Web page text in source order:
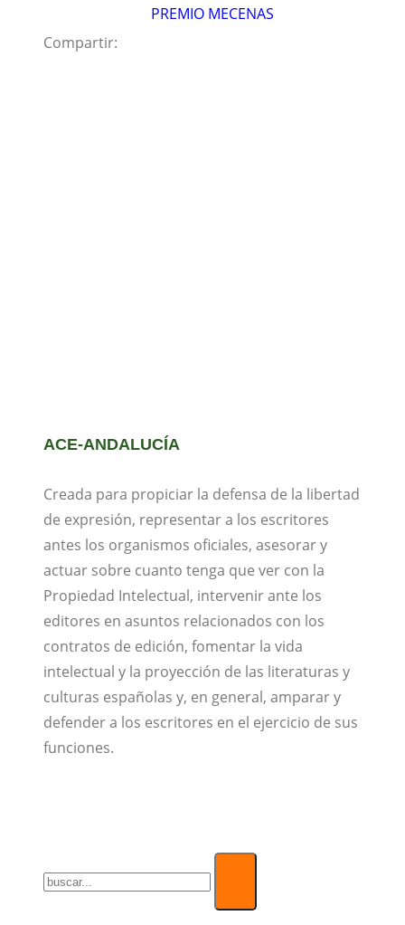
PREMIO MECENAS
Compartir:
ACE-ANDALUCÍA
Creada para propiciar la defensa de la libertad
de expresión, representar a los escritores
antes los organismos oficiales, asesorar y
actuar sobre cuanto tenga que ver con la
Propiedad Intelectual, intervenir ante los
editores en asuntos relacionados con los
contratos de edición, fomentar la vida
intelectual y la proyección de las literaturas y
culturas españolas y, en general, amparar y
defender a los escritores en el ejercicio de sus
funciones.